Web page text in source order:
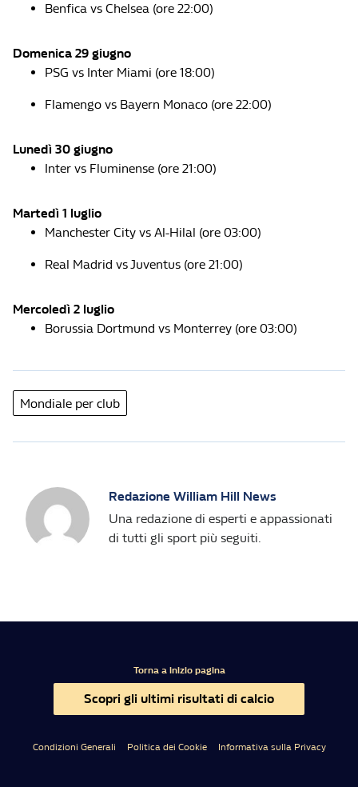
Benfica vs Chelsea (ore 22:00)
Domenica 29 giugno
PSG vs Inter Miami (ore 18:00)
Flamengo vs Bayern Monaco (ore 22:00)
Lunedì 30 giugno
Inter vs Fluminense (ore 21:00)
Martedì 1 luglio
Manchester City vs Al-Hilal (ore 03:00)
Real Madrid vs Juventus (ore 21:00)
Mercoledì 2 luglio
Borussia Dortmund vs Monterrey (ore 03:00)
Mondiale per club
Redazione William Hill News
Una redazione di esperti e appassionati
di tutti gli sport più seguiti.
Torna a inizio pagina
Scopri gli ultimi risultati di calcio
Condizioni Generali Politica dei Cookie Informativa sulla Privacy